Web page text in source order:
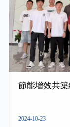
節能增效共
2024-10-23